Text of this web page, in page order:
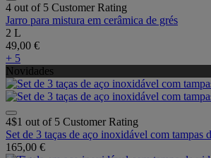
4 out of 5 Customer Rating
Jarro para mistura em cerâmica de grés
2 L
49,00 €
+ 5
Novidades
4$1 out of 5 Customer Rating
Set de 3 taças de aço inoxidável com tampas
165,00 €